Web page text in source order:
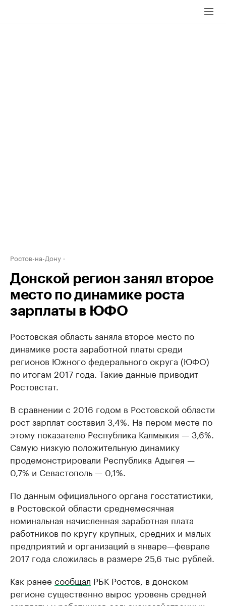
Ростов-на-Дону
Донской регион занял второе
место по динамике роста
зарплаты в ЮФО
Ростовская область заняла второе место по
динамике роста заработной платы среди
регионов Южного федерального округа (ЮФО)
по итогам 2017 года. Такие данные приводит
Ростовстат.
В сравнении с 2016 годом в Ростовской области
рост зарплат составил 3,4%. На пером месте по
этому показателю Республика Калмыкия — 3,6%.
Самую низкую положительную динамику
продемонстрировали Республика Адыгея —
0,7% и Севастополь — 0,1%.
По данным официального органа госстатистики,
в Ростовской области среднемесячная
номинальная начисленная заработная плата
работников по кругу крупных, средних и малых
предприятий и организаций в январе—феврале
2017 года сложилась в размере 25,6 тыс рублей.
Как ранее сообщал РБК Ростов, в донском
регионе существенно вырос уровень средней